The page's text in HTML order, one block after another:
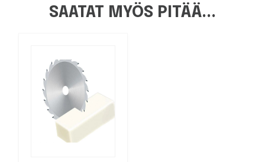
SAATAT MYÖS PITÄÄ...